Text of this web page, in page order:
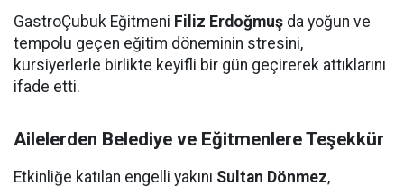
GastroÇubuk Eğitmeni Filiz Erdoğmuş da yoğun ve
tempolu geçen eğitim döneminin stresini,
kursiyerlerle birlikte keyifli bir gün geçirerek attıklarını
ifade etti.
Ailelerden Belediye ve Eğitmenlere Teşekkür
Etkinliğe katılan engelli yakını Sultan Dönmez,